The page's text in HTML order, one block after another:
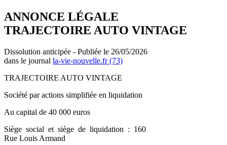
ANNONCE LÉGALE
TRAJECTOIRE AUTO VINTAGE
Dissolution anticipée - Publiée le 26/05/2026
dans le journal la-vie-nouvelle.fr (73)
TRAJECTOIRE AUTO VINTAGE
Société par actions simplifiée en liquidation
Au capital de 40 000 euros
Siège social et siège de liquidation : 160
Rue Louis Armand